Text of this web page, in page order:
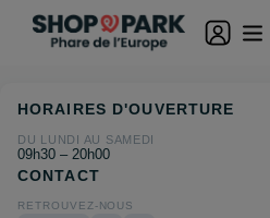
HORAIRES D'OUVERTURE
DU LUNDI AU SAMEDI
09h30 – 20h00
CONTACT
RETROUVEZ-NOUS